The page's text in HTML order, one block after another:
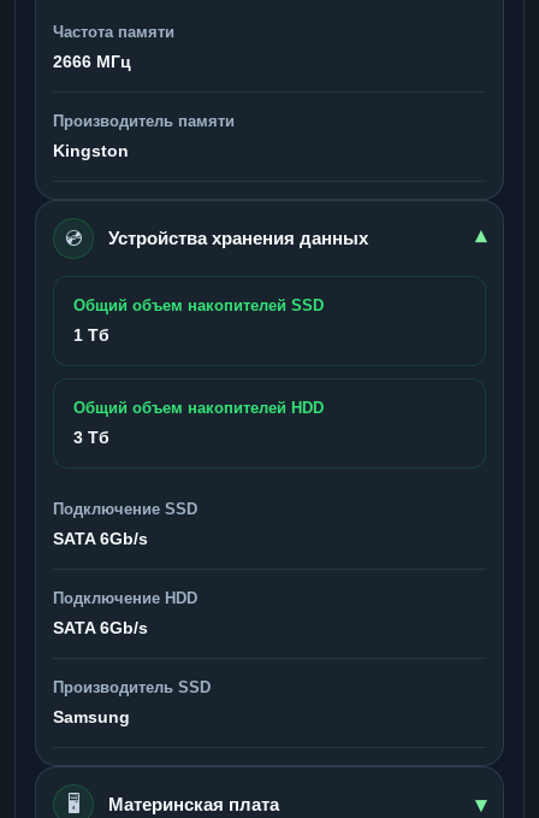
Частота памяти
2666 МГц
Производитель памяти
Kingston
💿 Устройства хранения данных ▾
Общий объем накопителей SSD
1 Тб
Общий объем накопителей HDD
3 Тб
Подключение SSD
SATA 6Gb/s
Подключение HDD
SATA 6Gb/s
Производитель SSD
Samsung
🖥️ Материнская плата ▾